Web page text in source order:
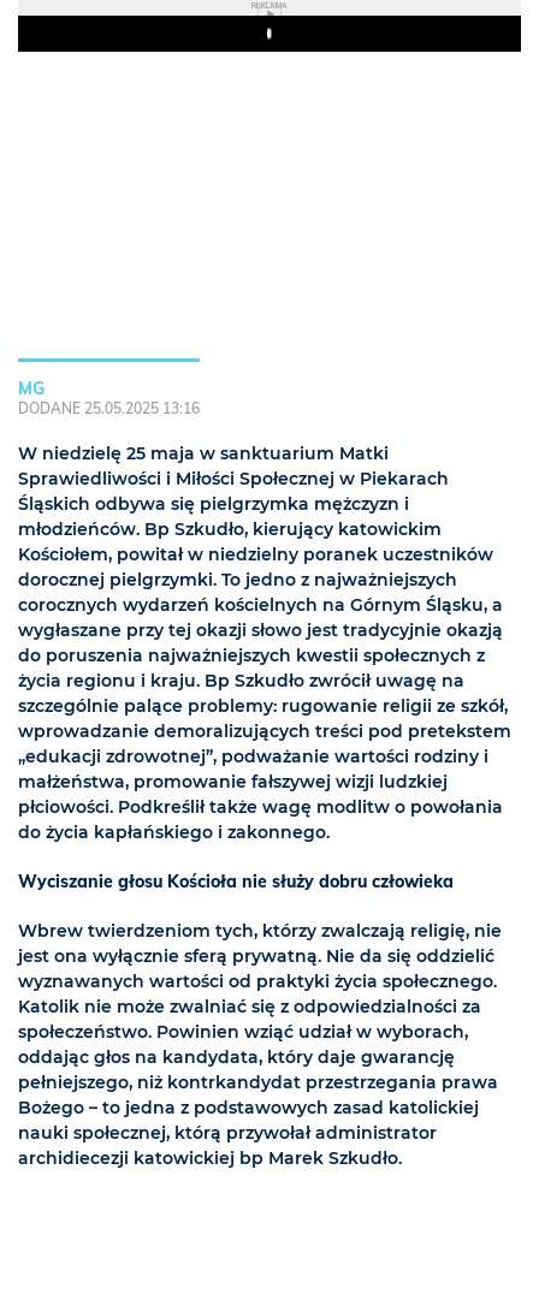
REKLAMA
Play
MG
DODANE 25.05.2025 13:16
W niedzielę 25 maja w sanktuarium Matki
Sprawiedliwości i Miłości Społecznej w Piekarach
Śląskich odbywa się pielgrzymka mężczyzn i
młodzieńców. Bp Szkudło, kierujący katowickim
Kościołem, powitał w niedzielny poranek uczestników
dorocznej pielgrzymki. To jedno z najważniejszych
corocznych wydarzeń kościelnych na Górnym Śląsku, a
wygłaszane przy tej okazji słowo jest tradycyjnie okazją
do poruszenia najważniejszych kwestii społecznych z
życia regionu i kraju. Bp Szkudło zwrócił uwagę na
szczególnie palące problemy: rugowanie religii ze szkół,
wprowadzanie demoralizujących treści pod pretekstem
„edukacji zdrowotnej”, podważanie wartości rodziny i
małżeństwa, promowanie fałszywej wizji ludzkiej
płciowości. Podkreślił także wagę modlitw o powołania
do życia kapłańskiego i zakonnego.
Wyciszanie głosu Kościoła nie służy dobru człowieka
Wbrew twierdzeniom tych, którzy zwalczają religię, nie
jest ona wyłącznie sferą prywatną. Nie da się oddzielić
wyznawanych wartości od praktyki życia społecznego.
Katolik nie może zwalniać się z odpowiedzialności za
społeczeństwo. Powinien wziąć udział w wyborach,
oddając głos na kandydata, który daje gwarancję
pełniejszego, niż kontrkandydat przestrzegania prawa
Bożego – to jedna z podstawowych zasad katolickiej
nauki społecznej, którą przywołał administrator
archidiecezji katowickiej bp Marek Szkudło.